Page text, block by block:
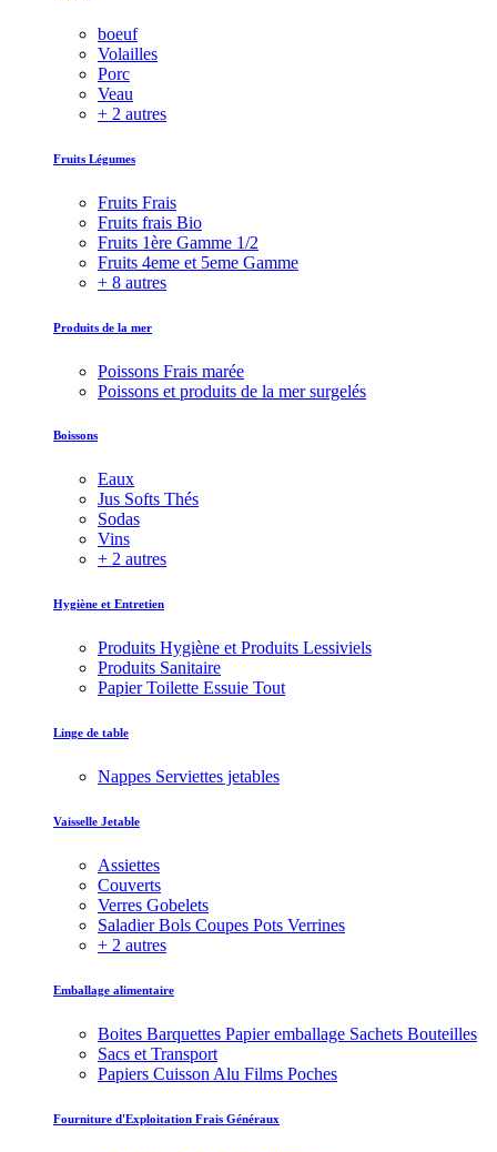
boeuf
Volailles
Porc
Veau
+ 2 autres
Fruits Légumes
Fruits Frais
Fruits frais Bio
Fruits 1ère Gamme 1/2
Fruits 4eme et 5eme Gamme
+ 8 autres
Produits de la mer
Poissons Frais marée
Poissons et produits de la mer surgelés
Boissons
Eaux
Jus Softs Thés
Sodas
Vins
+ 2 autres
Hygiène et Entretien
Produits Hygiène et Produits Lessiviels
Produits Sanitaire
Papier Toilette Essuie Tout
Linge de table
Nappes Serviettes jetables
Vaisselle Jetable
Assiettes
Couverts
Verres Gobelets
Saladier Bols Coupes Pots Verrines
+ 2 autres
Emballage alimentaire
Boites Barquettes Papier emballage Sachets Bouteilles
Sacs et Transport
Papiers Cuisson Alu Films Poches
Fourniture d'Exploitation Frais Généraux